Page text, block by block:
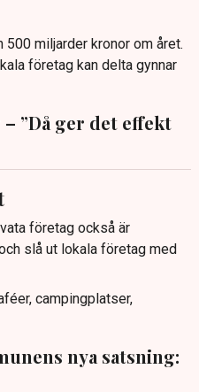
miljarder kronor om året.
företag kan delta gynnar
”Då ger det effekt
företag också är
slå ut lokala företag med
campingplatser,
nya satsning: